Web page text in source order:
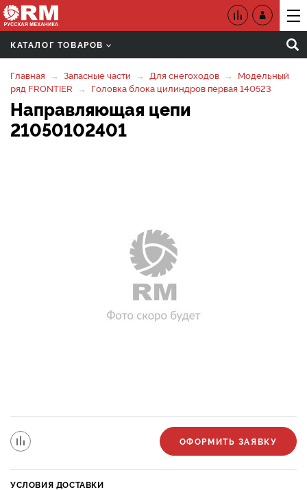
КАТАЛОГ ТОВАРОВ
Главная Запасные части Для снегоходов
Модельный
ряд FRONTIER
Головка блока цилиндров первая 140523
Направляющая цепи
21050102401
ОФОРМИТЬ ЗАЯВКУ
УСЛОВИЯ ДОСТАВКИ